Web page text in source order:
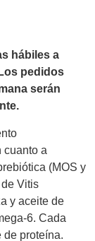
hábiles a
Los pedidos
serán
cuanto a
(MOS y
Vitis
y aceite de
6. Cada
de proteína.